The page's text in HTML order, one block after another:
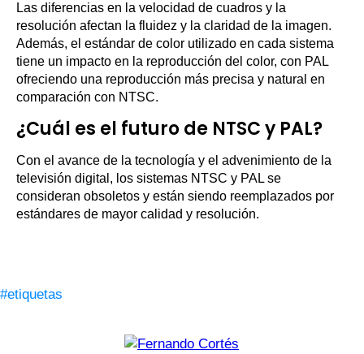
Las diferencias en la velocidad de cuadros y la
resolución afectan la fluidez y la claridad de la imagen.
Además, el estándar de color utilizado en cada sistema
tiene un impacto en la reproducción del color, con PAL
ofreciendo una reproducción más precisa y natural en
comparación con NTSC.
¿Cuál es el futuro de NTSC y PAL?
Con el avance de la tecnología y el advenimiento de la
televisión digital, los sistemas NTSC y PAL se
consideran obsoletos y están siendo reemplazados por
estándares de mayor calidad y resolución.
#etiquetas